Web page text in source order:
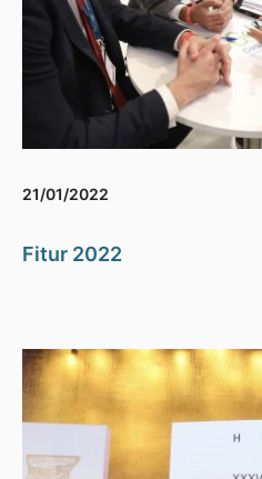
21/01/2022
Fitur 2022